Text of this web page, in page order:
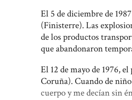
El 5 de diciembre de
(Finisterre). Las
de los productos
que abandonaron
El 12 de mayo de 1976,
Coruña). Cuando de
cuerpo y me decían sin